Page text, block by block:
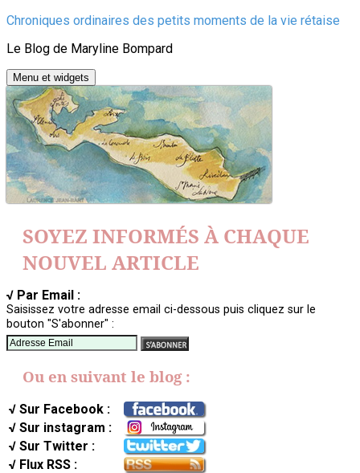
Aller
contenu
Chroniques ordinaires des petits moments de la vie rétaise
Le Blog de Maryline Bompard
Menu et widgets
SOYEZ INFORMÉS À CHAQUE
NOUVEL ARTICLE
√ Par Email :
Saisissez votre adresse email ci-dessous puis cliquez sur le
bouton "S'abonner" :
Ou en suivant le blog :
√ Sur Facebook :
√ Sur instagram :
√ Sur Twitter :
√ Flux RSS :